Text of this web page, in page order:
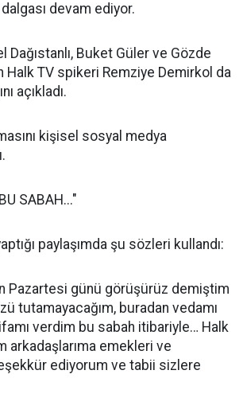
devam ediyor.
Dağıstanlı, Buket Güler ve Gözde
Halk TV spikeri Remziye Demirkol da
açıkladı.
kişisel sosyal medya
SABAH..."
paylaşımda şu sözleri kullandı:
Pazartesi günü görüşürüz demiştim
tutamayacağım, buradan vedamı
verdim bu sabah itibariyle… Halk
arkadaşlarıma emekleri ve
ediyorum ve tabii sizlere